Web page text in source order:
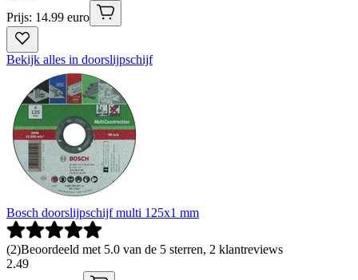
Prijs: 14.99 euro
Bekijk alles in doorslijpschijf
Bosch doorslijpschijf multi 125x1 mm
(2)Beoordeeld met 5.0 van de 5 sterren, 2 klantreviews
2.49